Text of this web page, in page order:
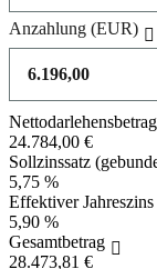
Anzahlung (EUR)
Nettodarlehensbetrag
24.784,00 €
Sollzinssatz
5,75 %
Effektiver Jahreszins
5,90 %
Gesamtbetrag
28.473,81 €